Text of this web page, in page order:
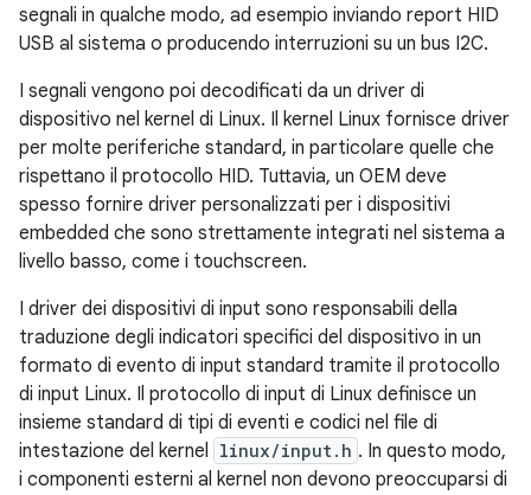
segnali in qualche modo, ad esempio inviando report HID
USB al sistema o producendo interruzioni su un bus I2C.
I segnali vengono poi decodificati da un driver di
dispositivo nel kernel di Linux. Il kernel Linux fornisce driver
per molte periferiche standard, in particolare quelle che
rispettano il protocollo HID. Tuttavia, un OEM deve
spesso fornire driver personalizzati per i dispositivi
embedded che sono strettamente integrati nel sistema a
livello basso, come i touchscreen.
I driver dei dispositivi di input sono responsabili della
traduzione degli indicatori specifici del dispositivo in un
formato di evento di input standard tramite il protocollo
di input Linux. Il protocollo di input di Linux definisce un
insieme standard di tipi di eventi e codici nel file di
intestazione del kernel linux/input.h . In questo modo,
i componenti esterni al kernel non devono preoccuparsi di